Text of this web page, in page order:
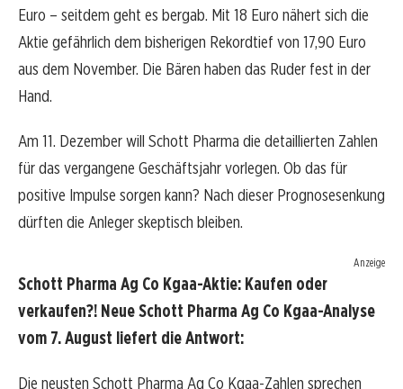
Euro – seitdem geht es bergab. Mit 18 Euro nähert sich die
Aktie gefährlich dem bisherigen Rekordtief von 17,90 Euro
aus dem November. Die Bären haben das Ruder fest in der
Hand.
Am 11. Dezember will Schott Pharma die detaillierten Zahlen
für das vergangene Geschäftsjahr vorlegen. Ob das für
positive Impulse sorgen kann? Nach dieser Prognosesenkung
dürften die Anleger skeptisch bleiben.
Anzeige
Schott Pharma Ag Co Kgaa-Aktie: Kaufen oder
verkaufen?! Neue Schott Pharma Ag Co Kgaa-Analyse
vom 7. August liefert die Antwort:
Die neusten Schott Pharma Ag Co Kgaa-Zahlen sprechen